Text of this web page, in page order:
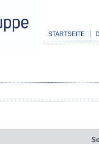
STARTSEITE